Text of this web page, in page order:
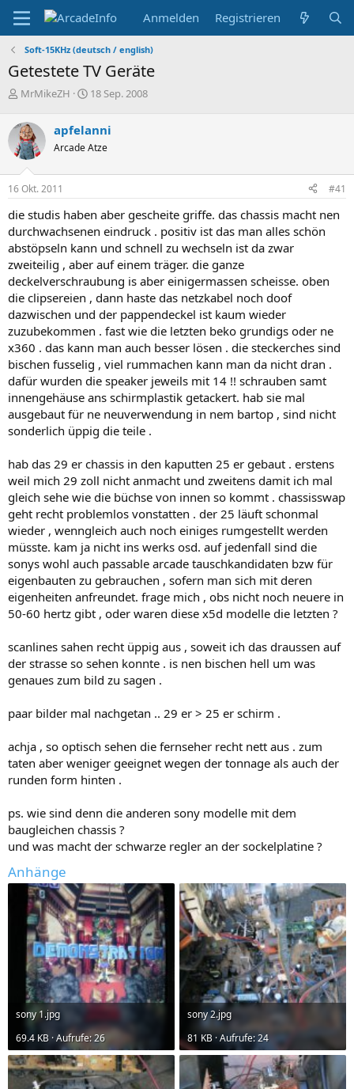
Anmelden Registrieren
Soft-15KHz (deutsch / english)
Getestete TV Geräte
E
s
t
e
l
l
e
MrMikeZH
E
t
e
l
m
18 Sep. 2008
apfelanni
Arcade Atze
16 Okt. 2011 #41
die studis haben aber gescheite griffe. das chassis macht nen
durchwachsenen eindruck . positiv ist das man alles schön
abstöpseln kann und schnell zu wechseln ist da zwar
zweiteilig , aber auf einem träger. die ganze
deckelverschraubung is aber einigermassen scheisse. oben
die clipsereien , dann haste das netzkabel noch doof
dazwischen und der pappendeckel ist kaum wieder
zuzubekommen . fast wie die letzten beko grundigs oder ne
x360 . das kann man auch besser lösen . die steckerches sind
bischen fusselig , viel rummachen kann man da nicht dran .
dafür wurden die speaker jeweils mit 14 !! schrauben samt
innengehäuse ans schirmplastik getackert. hab sie mal
ausgebaut für ne neuverwendung in nem bartop , sind nicht
sonderlich üppig die teile .
hab das 29 er chassis in den kaputten 25 er gebaut . erstens
weil mich 29 zoll nicht anmacht und zweitens damit ich mal
gleich sehe wie die büchse von innen so kommt . chassisswap
geht recht problemlos vonstatten . der 25 läuft schonmal
wieder , wenngleich auch noch einiges rumgestellt werden
müsste. kam ja nicht ins werks osd. auf jedenfall sind die
sonys wohl auch passable arcade tauschkandidaten bzw für
eigenbauten zu gebrauchen , sofern man sich mit deren
eigenheiten anfreundet. frage mich , obs nicht noch neuere in
50-60 hertz gibt , oder waren diese x5d modelle die letzten ?
scanlines sahen recht üppig aus , soweit ich das draussen auf
der strasse so sehen konnte . is nen bischen hell um was
genaues zum bild zu sagen .
paar bilder mal nachgetan .. 29 er > 25 er schirm .
achja , so optisch sehen die fernseher recht nett aus . zum
taten aber weniger geeignet wegen der tonnage als auch der
runden form hinten .
ps. wie sind denn die anderen sony modelle mit dem
baugleichen chassis ?
und was macht der schwarze regler an der sockelplatine ?
Anhänge
sony 1.jpg
69.4 KB · Aufrufe: 26
sony 2.jpg
81 KB · Aufrufe: 24